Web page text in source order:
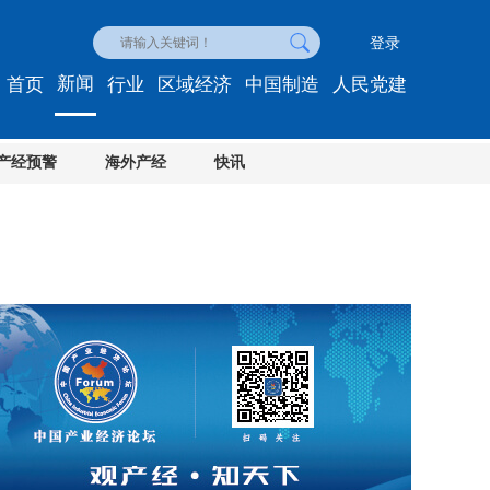
登录
首页 新闻
经预警 海外产经 快讯
行业 区域经济 中国制造 人民党建